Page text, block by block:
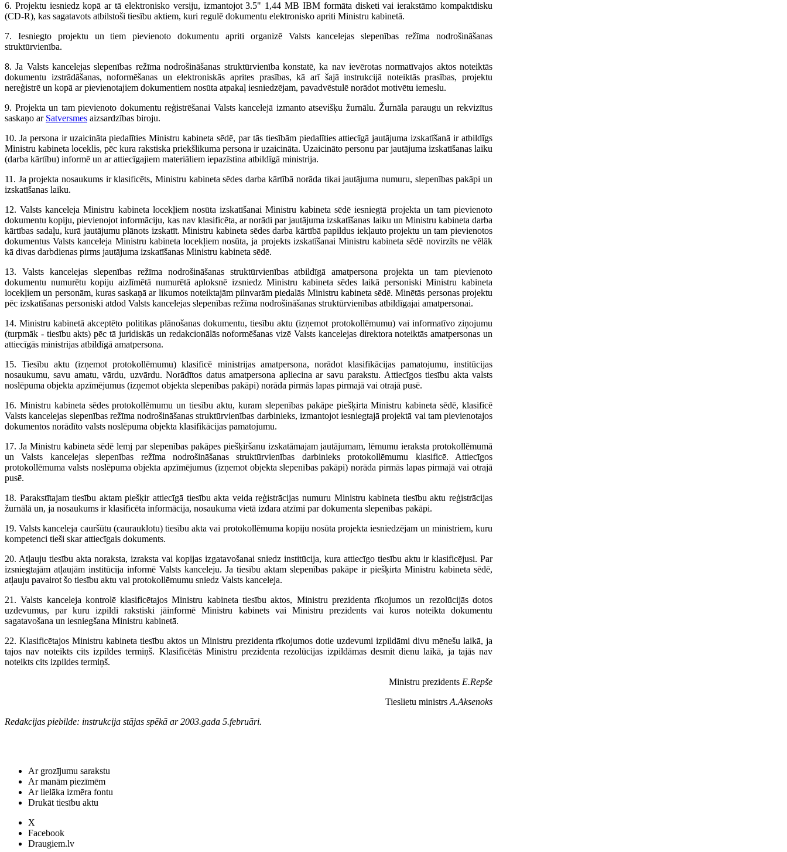
6. Projektu iesniedz kopā ar tā elektronisko versiju, izmantojot 3.5" 1,44 MB IBM formāta disketi vai ierakstāmo kompaktdisku
(CD-R), kas sagatavots atbilstoši tiesību aktiem, kuri regulē dokumentu elektronisko apriti Ministru kabinetā.
7. Iesniegto projektu un tiem pievienoto dokumentu apriti organizē Valsts kancelejas slepenības režīma nodrošināšanas
struktūrvienība.
8. Ja Valsts kancelejas slepenības režīma nodrošināšanas struktūrvienība konstatē, ka nav ievērotas normatīvajos aktos noteiktās
dokumentu izstrādāšanas, noformēšanas un elektroniskās aprites prasības, kā arī šajā instrukcijā noteiktās prasības, projektu
nereģistrē un kopā ar pievienotajiem dokumentiem nosūta atpakaļ iesniedzējam, pavadvēstulē norādot motivētu iemeslu.
9. Projekta un tam pievienoto dokumentu reģistrēšanai Valsts kancelejā izmanto atsevišķu žurnālu. Žurnāla paraugu un rekvizītus
saskaņo ar Satversmes aizsardzības biroju.
10. Ja persona ir uzaicināta piedalīties Ministru kabineta sēdē, par tās tiesībām piedalīties attiecīgā jautājuma izskatīšanā ir atbildīgs
Ministru kabineta loceklis, pēc kura rakstiska priekšlikuma persona ir uzaicināta. Uzaicināto personu par jautājuma izskatīšanas laiku
(darba kārtību) informē un ar attiecīgajiem materiāliem iepazīstina atbildīgā ministrija.
11. Ja projekta nosaukums ir klasificēts, Ministru kabineta sēdes darba kārtībā norāda tikai jautājuma numuru, slepenības pakāpi un
izskatīšanas laiku.
12. Valsts kanceleja Ministru kabineta locekļiem nosūta izskatīšanai Ministru kabineta sēdē iesniegtā projekta un tam pievienoto
dokumentu kopiju, pievienojot informāciju, kas nav klasificēta, ar norādi par jautājuma izskatīšanas laiku un Ministru kabineta darba
kārtības sadaļu, kurā jautājumu plānots izskatīt. Ministru kabineta sēdes darba kārtībā papildus iekļauto projektu un tam pievienotos
dokumentus Valsts kanceleja Ministru kabineta locekļiem nosūta, ja projekts izskatīšanai Ministru kabineta sēdē novirzīts ne vēlāk
kā divas darbdienas pirms jautājuma izskatīšanas Ministru kabineta sēdē.
13. Valsts kancelejas slepenības režīma nodrošināšanas struktūrvienības atbildīgā amatpersona projekta un tam pievienoto
dokumentu numurētu kopiju aizlīmētā numurētā aploksnē izsniedz Ministru kabineta sēdes laikā personiski Ministru kabineta
locekļiem un personām, kuras saskaņā ar likumos noteiktajām pilnvarām piedalās Ministru kabineta sēdē. Minētās personas projektu
pēc izskatīšanas personiski atdod Valsts kancelejas slepenības režīma nodrošināšanas struktūrvienības atbildīgajai amatpersonai.
14. Ministru kabinetā akceptēto politikas plānošanas dokumentu, tiesību aktu (izņemot protokollēmumu) vai informatīvo ziņojumu
(turpmāk - tiesību akts) pēc tā juridiskās un redakcionālās noformēšanas vizē Valsts kancelejas direktora noteiktās amatpersonas un
attiecīgās ministrijas atbildīgā amatpersona.
15. Tiesību aktu (izņemot protokollēmumu) klasificē ministrijas amatpersona, norādot klasifikācijas pamatojumu, institūcijas
nosaukumu, savu amatu, vārdu, uzvārdu. Norādītos datus amatpersona apliecina ar savu parakstu. Attiecīgos tiesību akta valsts
noslēpuma objekta apzīmējumus (izņemot objekta slepenības pakāpi) norāda pirmās lapas pirmajā vai otrajā pusē.
16. Ministru kabineta sēdes protokollēmumu un tiesību aktu, kuram slepenības pakāpe piešķirta Ministru kabineta sēdē, klasificē
Valsts kancelejas slepenības režīma nodrošināšanas struktūrvienības darbinieks, izmantojot iesniegtajā projektā vai tam pievienotajos
dokumentos norādīto valsts noslēpuma objekta klasifikācijas pamatojumu.
17. Ja Ministru kabineta sēdē lemj par slepenības pakāpes piešķiršanu izskatāmajam jautājumam, lēmumu ieraksta protokollēmumā
un Valsts kancelejas slepenības režīma nodrošināšanas struktūrvienības darbinieks protokollēmumu klasificē. Attiecīgos
protokollēmuma valsts noslēpuma objekta apzīmējumus (izņemot objekta slepenības pakāpi) norāda pirmās lapas pirmajā vai otrajā
pusē.
18. Parakstītajam tiesību aktam piešķir attiecīgā tiesību akta veida reģistrācijas numuru Ministru kabineta tiesību aktu reģistrācijas
žurnālā un, ja nosaukums ir klasificēta informācija, nosaukuma vietā izdara atzīmi par dokumenta slepenības pakāpi.
19. Valsts kanceleja cauršūtu (caurauklotu) tiesību akta vai protokollēmuma kopiju nosūta projekta iesniedzējam un ministriem, kuru
kompetenci tieši skar attiecīgais dokuments.
20. Atļauju tiesību akta noraksta, izraksta vai kopijas izgatavošanai sniedz institūcija, kura attiecīgo tiesību aktu ir klasificējusi. Par
izsniegtajām atļaujām institūcija informē Valsts kanceleju. Ja tiesību aktam slepenības pakāpe ir piešķirta Ministru kabineta sēdē,
atļauju pavairot šo tiesību aktu vai protokollēmumu sniedz Valsts kanceleja.
21. Valsts kanceleja kontrolē klasificētajos Ministru kabineta tiesību aktos, Ministru prezidenta rīkojumos un rezolūcijās dotos
uzdevumus, par kuru izpildi rakstiski jāinformē Ministru kabinets vai Ministru prezidents vai kuros noteikta dokumentu
sagatavošana un iesniegšana Ministru kabinetā.
22. Klasificētajos Ministru kabineta tiesību aktos un Ministru prezidenta rīkojumos dotie uzdevumi izpildāmi divu mēnešu laikā, ja
tajos nav noteikts cits izpildes termiņš. Klasificētās Ministru prezidenta rezolūcijas izpildāmas desmit dienu laikā, ja tajās nav
noteikts cits izpildes termiņš.
Ministru prezidents E.Repše
Tieslietu ministrs A.Aksenoks
Redakcijas piebilde: instrukcija stājas spēkā ar 2003.gada 5.februāri.
Ar grozījumu sarakstu
Ar manām piezīmēm
Ar lielāka izmēra fontu
Drukāt tiesību aktu
X
Facebook
Draugiem.lv